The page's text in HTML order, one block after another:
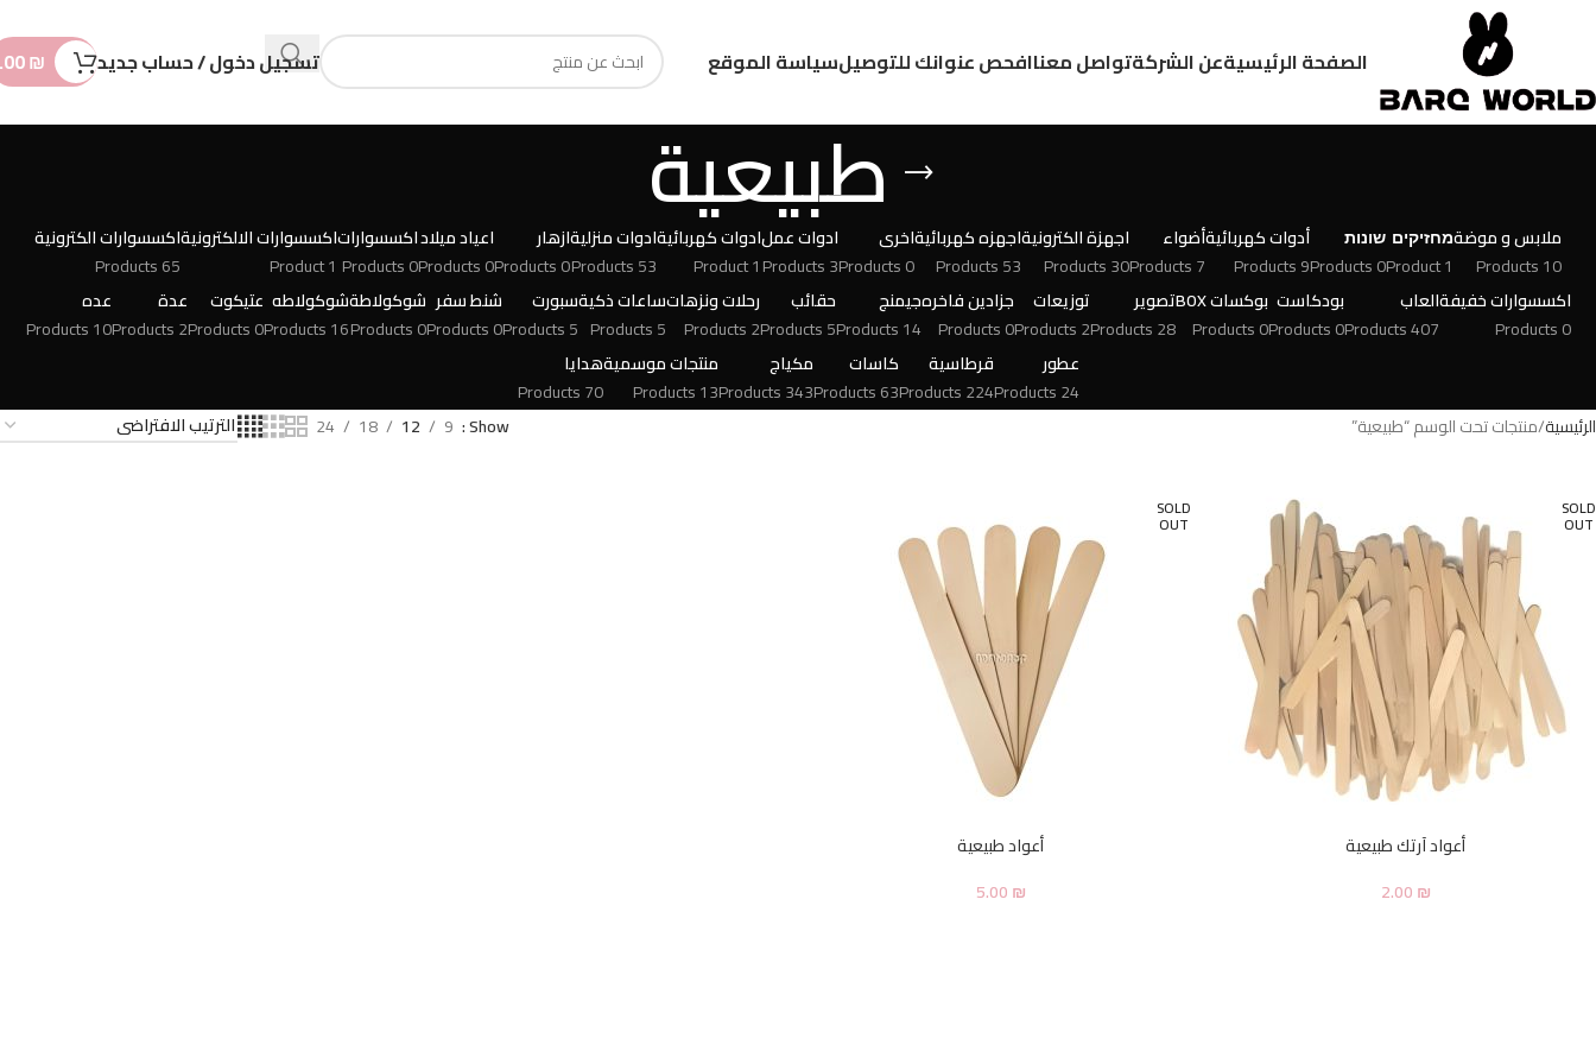
الصفحة الرئيسيةعن الشركةتواصل معناافحص عنوانك للتوصيلسياسة الموقع تسجيل دخول / حساب جديد ₪
طبيعية
ملابس و موضة
10 Products
מחזיקים
1 Product
שונות
0 Products
أدوات كهربائية
9 Products
أضواء
7 Products
اجهزة الكترونية
30 Products
اجهزه كهربائية
53 Products
اخرى
0 Products
ادوات عمل
3 Products
ادوات كهربائية
1 Product
ادوات منزلية
53 Products
ازهار
0 Products
اعياد ميلاد
0 Products
اكسسوارات
0 Products
اكسسوارات الالكترونية
1 Product
اكسسوارات الكترونية
65 Products
اكسسوارات خفيفة
0 Products
العاب
407 Products
بودكاست
0 Products
بوكسات BOX
0 Products
تصوير
28 Products
توزيعات
2 Products
جزادين فاخره
0 Products
جيمنج
14 Products
حقائب
5 Products
رحلات ونزهات
2 Products
ساعات ذكية
5 Products
سبورت
5 Products
شنط سفر
0 Products
شوكولاطة
0 Products
شوكولاطه
16 Products
عتيكوت
0 Products
عدة
2 Products
عده
10 Products
عطور
24 Products
قرطاسية
224 Products
كاسات
63 Products
مكياج
343 Products
منتجات موسمية
13 Products
هدايا
70 Products
الرئيسية منتجات تحت الوسم “طبيعية” Show
9
12
18
24
SOLD
OUT
أعواد آرتك طبيعية
2.00₪
SOLD
OUT
أعواد طبيعية
5.00₪